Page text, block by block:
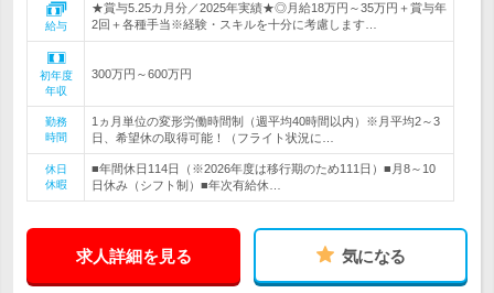
給与
★賞与5.25カ月分／2025年実績★◎月給18万円～35万円＋賞与年
2回＋各種手当※経験・スキルを十分に考慮します…
初年度
年収
300万円～600万円
勤務
時間
1ヵ月単位の変形労働時間制（週平均40時間以内）※月平均2～3
日、希望休の取得可能！（フライト状況に…
休日
休暇
■年間休日114日（※2026年度は移行期のため111日）■月8～10
日休み（シフト制）■年次有給休…
求人詳細を見る 気になる